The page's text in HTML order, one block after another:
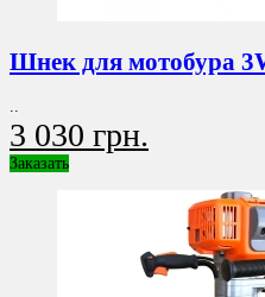
Шнек для мотобура
..
3 030 грн.
Заказать